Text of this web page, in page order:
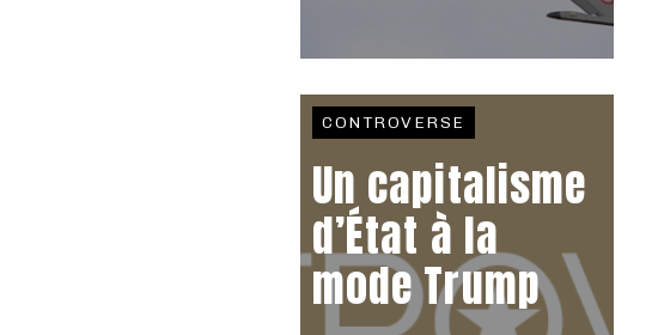
CONTROVERSE
Un capitalisme
d’État à la
mode Trump